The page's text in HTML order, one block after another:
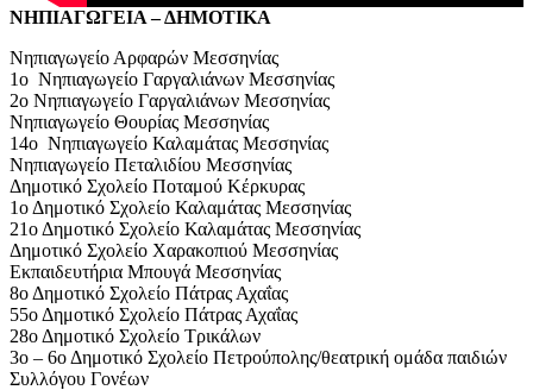
ΝΗΠΙΑΓΩΓΕΙΑ – ΔΗΜΟΤΙΚΑ
Νηπιαγωγείο Αρφαρών Μεσσηνίας
1ο Νηπιαγωγείο Γαργαλιάνων Μεσσηνίας
2ο Νηπιαγωγείο Γαργαλιάνων Μεσσηνίας
Νηπιαγωγείο Θουρίας Μεσσηνίας
14ο Νηπιαγωγείο Καλαμάτας Μεσσηνίας
Νηπιαγωγείο Πεταλιδίου Μεσσηνίας
Δημοτικό Σχολείο Ποταμού Κέρκυρας
1ο Δημοτικό Σχολείο Καλαμάτας Μεσσηνίας
21ο Δημοτικό Σχολείο Καλαμάτας Μεσσηνίας
Δημοτικό Σχολείο Χαρακοπιού Μεσσηνίας
Εκπαιδευτήρια Μπουγά Μεσσηνίας
8ο Δημοτικό Σχολείο Πάτρας Αχαΐας
55ο Δημοτικό Σχολείο Πάτρας Αχαΐας
28ο Δημοτικό Σχολείο Τρικάλων
3ο – 6ο Δημοτικό Σχολείο Πετρούπολης/θεατρική ομάδα παιδιών
Συλλόγου Γονέων